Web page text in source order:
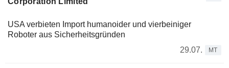
USA verbieten Import humanoider und vierbeiniger
Roboter aus Sicherheitsgründen
29.07.
MT